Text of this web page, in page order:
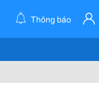
Thông báo